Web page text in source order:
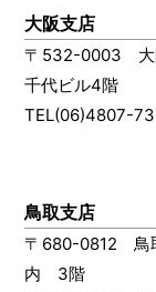
大阪支店
〒532-0003 大
千代ビル4階
TEL(06)4807-
鳥取支店
〒680-0812 鳥
内 3階